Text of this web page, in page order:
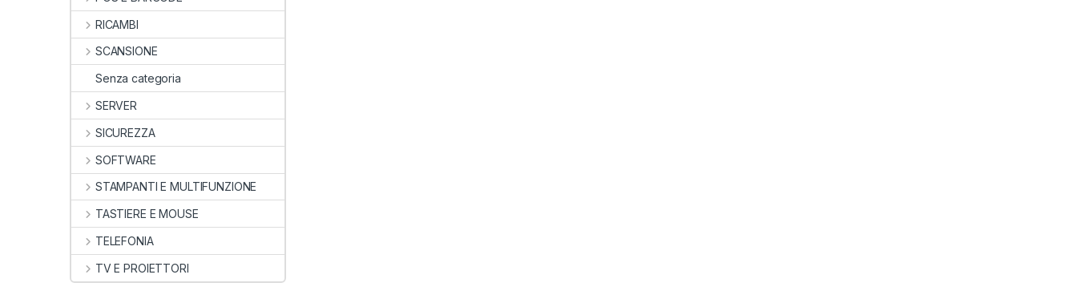
RICAMBI
SCANSIONE
Senza categoria
SERVER
SICUREZZA
SOFTWARE
STAMPANTI E MULTIFUNZIONE
TASTIERE E MOUSE
TELEFONIA
TV E PROIETTORI